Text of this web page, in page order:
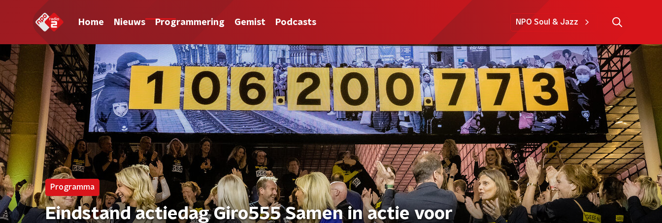
Home Nieuws Programmering Gemist Podcasts NPO Soul & Jazz
Programma
Eindstand actiedag Giro555 Samen in actie voor